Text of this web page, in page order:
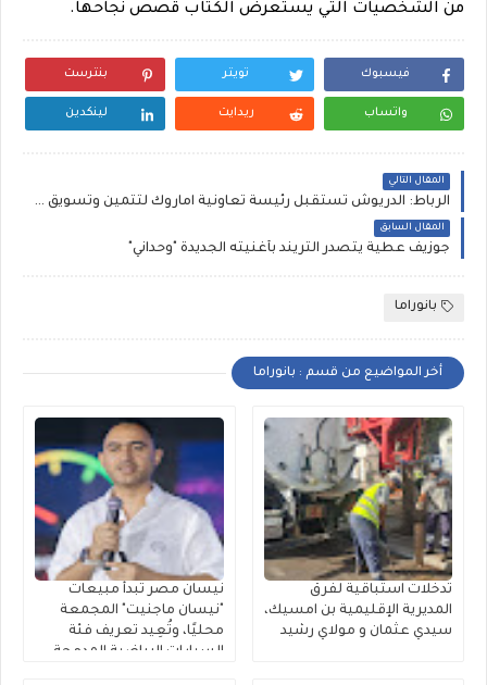
من الشخصيات التي يستعرض الكتاب قصص نجاحها.
فيسبوك تويتر بنترست
واتساب ريدايت لينكدين
المقال التالي
الرباط: الدريوش تستقبل رئيسة تعاونية اماروك لثتمين وتسويق الاسماك بالأقاليم الجنوبية للمملكة
المقال السابق
جوزيف عطية يتصدر التريند بأغنيته الجديدة "وحداني"
بانوراما
أخر المواضيع من قسم : بانوراما
تدخلات استباقية لفرق
المديرية الإقليمية بن امسيك،
سيدي عثمان و مولاي رشيد
نيسان مصر تبدأ مبيعات
"نيسان ماجنيت" المجمعة
محليًا، وتُعِيد تعريف فئة
السيارات الرياضية المدمجة